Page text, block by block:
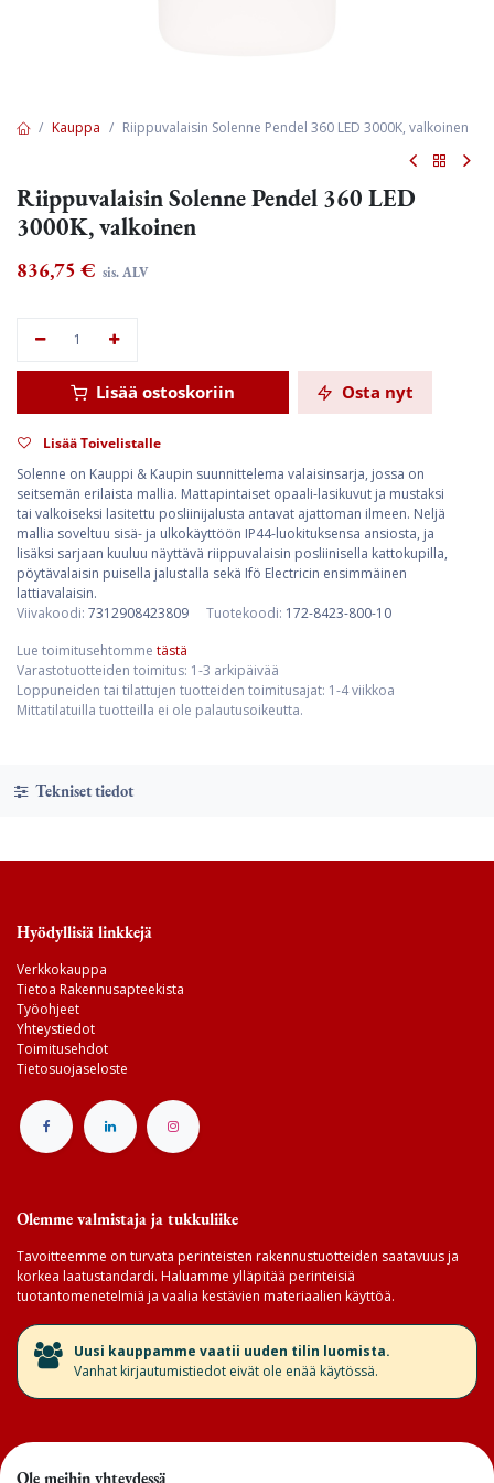
Kauppa Riippuvalaisin Solenne Pendel 360 LED 3000K, valkoinen
Riippuvalaisin Solenne Pendel 360 LED
3000K, valkoinen
836,75 € sis. ALV
Lisää ostoskoriin Osta nyt
Lisää Toivelistalle
Solenne on Kauppi & Kaupin suunnittelema valaisinsarja, jossa on
seitsemän erilaista mallia. Mattapintaiset opaali-lasikuvut ja mustaksi
tai valkoiseksi lasitettu posliinijalusta antavat ajattoman ilmeen. Neljä
mallia soveltuu sisä- ja ulkokäyttöön IP44-luokituksensa ansiosta, ja
lisäksi sarjaan kuuluu näyttävä riippuvalaisin posliinisella kattokupilla,
pöytävalaisin puisella jalustalla sekä Ifö Electricin ensimmäinen
lattiavalaisin.
Viivakoodi: 7312908423809 Tuotekoodi: 172-8423-800-10
Lue toimitusehtomme tästä
Varastotuotteiden toimitus: 1-3 arkipäivää
Loppuneiden tai tilattujen tuotteiden toimitusajat: 1-4 viikkoa
Mittatilatuilla tuotteilla ei ole palautusoikeutta.
Tekniset tiedot
Hyödyllisiä linkkejä
Verkkokauppa
Tietoa Rakennusapteekista
Työohjeet
Yhteystiedot
Toimitusehdot
Tietosuojaseloste
Olemme valmistaja ja tukkuliike
Tavoitteemme on turvata perinteisten rakennustuotteiden saatavuus ja
korkea laatustandardi. Haluamme ylläpitää perinteisiä
tuotantomenetelmiä ja vaalia kestävien materiaalien käyttöä.
​Uusi kauppamme vaatii uuden tilin luomista.
Vanhat kirjautumistiedot eivät ole enää käytössä.
Ole meihin yhteydessä